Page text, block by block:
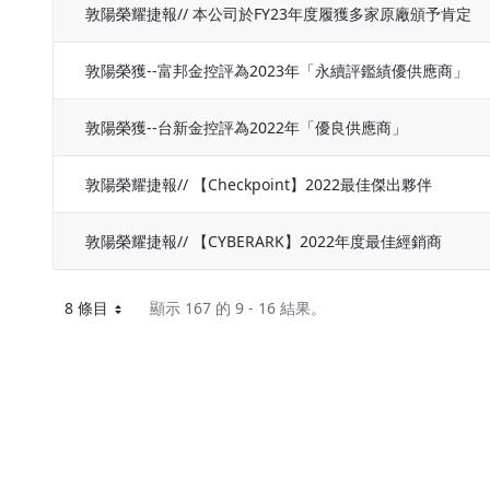
敦陽榮耀捷報// 本公司於FY23年度履獲多家原廠頒予肯定
敦陽榮獲--富邦金控評為2023年「永續評鑑績優供應商」
敦陽榮獲--台新金控評為2022年「優良供應商」
敦陽榮耀捷報// 【Checkpoint】2022最佳傑出夥伴
敦陽榮耀捷報// 【CYBERARK】2022年度最佳經銷商
8 條目每頁 顯示 167 的 9 - 16 結果。